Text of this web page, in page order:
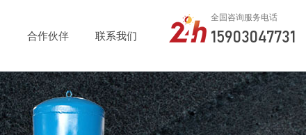
合作伙伴 联系我们
全国咨询服务电话
15903047731